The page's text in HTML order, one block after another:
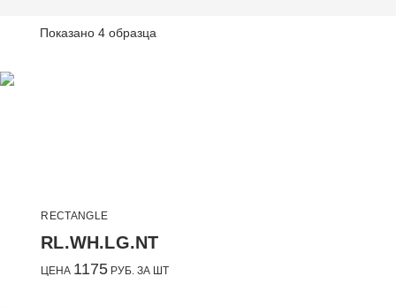
Показано4образца
RECTANGLE
RL.WH.LG.NT
ЦЕНА 1175 РУБ. ЗА ШТ